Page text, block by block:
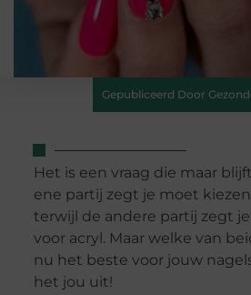
Gepubliceerd Door
Het is een vraag die maar
ene partij zegt je moet
terwijl de andere partij zegt
voor acryl. Maar welke van
nu het beste voor jouw
het jou uit!